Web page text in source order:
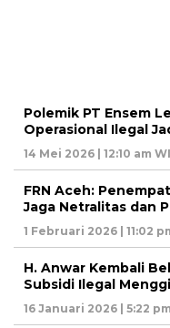
Polemik PT Ensem
Operasional Ilegal
14 Mei 2026 | 12:10 am
FRN Aceh:
Jaga Netralitas dan
1 Februari 2026 | 11:02
H. Anwar Kembali
Subsidi Ilegal
16 Januari 2026 | 5:22